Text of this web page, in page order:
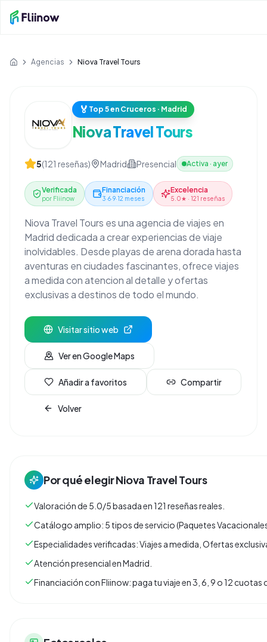
Inicio Agencias Niova Travel Tours
🏅 Top 5 en Cruceros · Madrid
Niova Travel Tours
5(121 reseñas) Madrid Presencial Activa · ayer
Verificada
por Fliinow
Financiación
3·6·9·12 meses
Excelencia
5.0★ · 121 reseñas
Niova Travel Tours es una agencia de viajes en
Madrid dedicada a crear experiencias de viaje
inolvidables. Desde playas de arena dorada hasta
aventuras en ciudades fascinantes, ofrece viajes
a medida con atencion al detalle y ofertas
exclusivas a destinos de todo el mundo.
Visitar sitio web
Ver en Google Maps
Añadir a favoritos Compartir
Volver
Por qué elegirNiova Travel Tours
Valoración de 5.0/5 basada en 121 reseñas reales.
Catálogo amplio: 5 tipos de servicio (Paquetes
Especialidades verificadas: Viajes a medida, Ofertas
Atención presencial en Madrid.
Financiación con Fliinow: paga tu viaje en 3, 6, 9 o 12